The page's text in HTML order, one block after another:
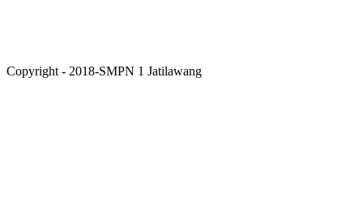
Copyright - 2018-SMPN 1 Jatilawang